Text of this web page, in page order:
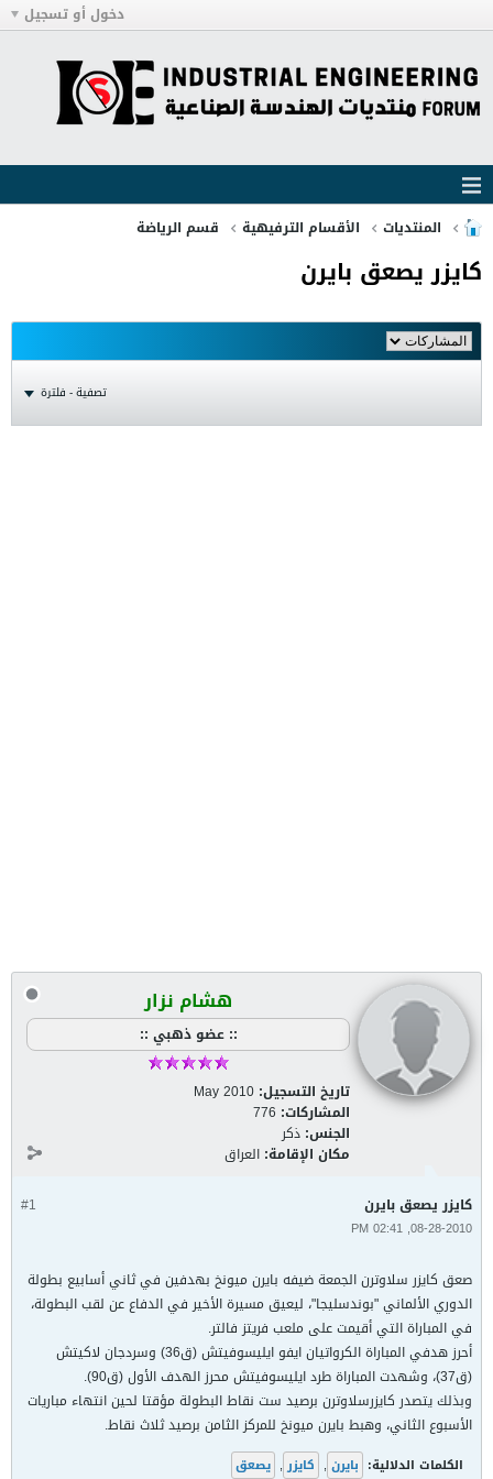
دخول أو تسجيل
المنتديات الأقسام الترفيهية قسم الرياضة
كايزر يصعق بايرن
تصفية - فلترة
هشام نزار
:: عضو ذهبي ::
تاريخ التسجيل: May 2010
المشاركات: 776
الجنس: ذكر
مكان الإقامة: العراق
#1 كايزر يصعق بايرن
08-28-2010, 02:41 PM
صعق كايزر سلاوترن الجمعة ضيفه بايرن ميونخ بهدفين في ثاني أسابيع بطولة
الدوري الألماني "بوندسليجا"، ليعيق مسيرة الأخير في الدفاع عن لقب البطولة،
في المباراة التي أقيمت على ملعب فريتز فالتر.
أحرز هدفي المباراة الكرواتيان ايفو ايليسوفيتش (ق36) وسردجان لاكيتش
(ق37)، وشهدت المباراة طرد ايليسوفيتش محرز الهدف الأول (ق90).
وبذلك يتصدر كايزرسلاوترن برصيد ست نقاط البطولة مؤقتا لحين انتهاء مباريات
الأسبوع الثاني، وهبط بايرن ميونخ للمركز الثامن برصيد ثلاث نقاط.
الكلمات الدلالية: بايرن , كايزر , يصعق